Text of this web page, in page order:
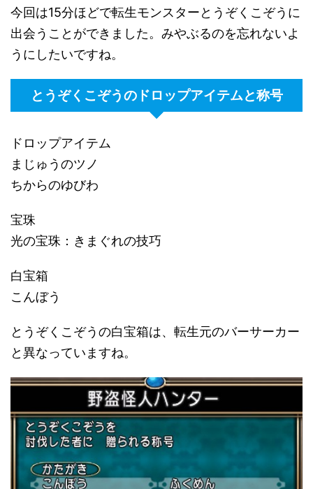
今回は15分ほどで転生モンスターとうぞくこぞうに
出会うことができました。みやぶるのを忘れないよ
うにしたいですね。
とうぞくこぞうのドロップアイテムと称号
ドロップアイテム
まじゅうのツノ
ちからのゆびわ
宝珠
光の宝珠：きまぐれの技巧
白宝箱
こんぼう
とうぞくこぞうの白宝箱は、転生元のバーサーカー
と異なっていますね。